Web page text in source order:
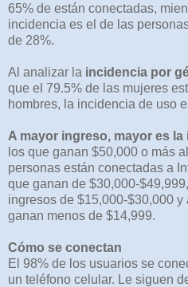
65% de están conectadas,
incidencia es el de las
de 28%.
Al analizar la incidencia por
que el 79.5% de las mujeres
hombres, la incidencia de uso
A mayor ingreso, mayor es
los que ganan $50,000 o más
personas están conectadas a
que ganan de $30,000-
ingresos de $15,000-$30,000
ganan menos de $14,999.
Cómo se conectan
El 98% de los usuarios se
un teléfono celular. Le siguen